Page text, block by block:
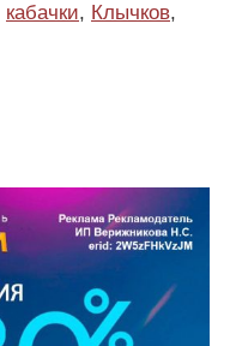
кабачки, Клычков,